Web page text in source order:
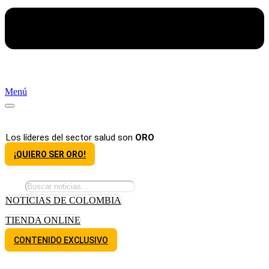
Menú
Los líderes del sector salud son ORO
¡QUIERO SER ORO!
NOTICIAS DE COLOMBIA
TIENDA ONLINE
CONTENIDO EXCLUSIVO